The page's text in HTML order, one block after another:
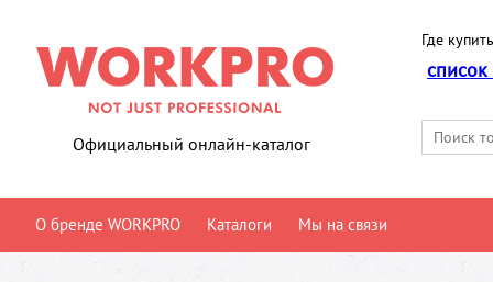
Официальный онлайн-каталог
Где
О бренде WORKPRO Каталоги Мы на связи